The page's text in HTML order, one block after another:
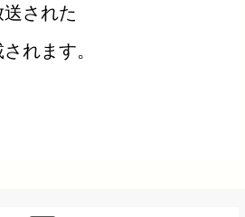
された
れます。